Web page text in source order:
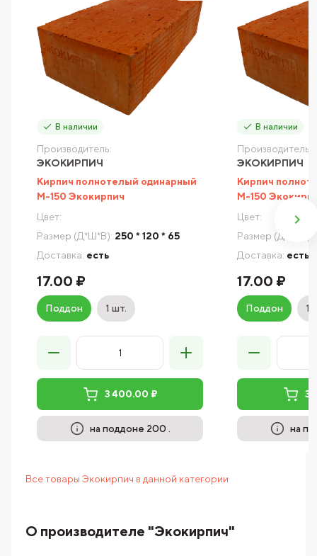
В наличии
Производитель:
ЭКОКИРПИЧ
Кирпич полнотелый одинарный
М-150 Экокирпич
Цвет:
Размер (Д*Ш*В): 250 * 120 * 65
Доставка: есть
17.00 ₽
Поддон 1 шт.
3 400.00 ₽
на поддоне 200 .
В наличии
Производитель:
ЭКОКИРПИЧ
Кирпич
М-150
Цвет:
Размер (Д*Ш*В):
Доставка: есть
17.00 ₽
Поддон 1
3
на
Все товары Экокирпич в данной категории
О производителе "Экокирпич"